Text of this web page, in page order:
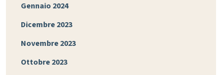
Gennaio 2024
Dicembre 2023
Novembre 2023
Ottobre 2023